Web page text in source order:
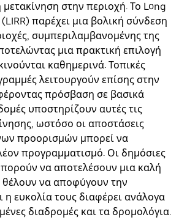
μετακίνηση στην περιοχή. Το Long
παρέχει μια βολική σύνδεση
συμπεριλαμβανομένης της
μια πρακτική επιλογή
καθημερινά. Τοπικές
λειτουργούν επίσης στην
πρόσβαση σε βασικά
υποστηρίζουν αυτές τις
ωστόσο οι αποστάσεις
προορισμών μπορεί να
προγραμματισμό. Οι δημόσιες
να αποτελέσουν μια καλή
θέλουν να αποφύγουν την
η ευκολία τους διαφέρει ανάλογα
διαδρομές και τα δρομολόγια.